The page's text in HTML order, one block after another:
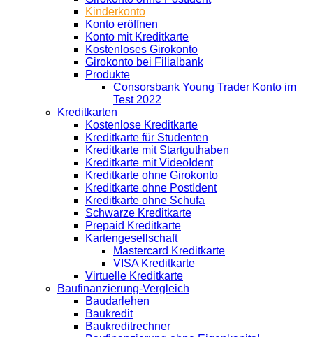
Kinderkonto
Konto eröffnen
Konto mit Kreditkarte
Kostenloses Girokonto
Girokonto bei Filialbank
Produkte
Consorsbank Young Trader Konto im
Test 2022
Kreditkarten
Kostenlose Kreditkarte
Kreditkarte für Studenten
Kreditkarte mit Startguthaben
Kreditkarte mit VideoIdent
Kreditkarte ohne Girokonto
Kreditkarte ohne PostIdent
Kreditkarte ohne Schufa
Schwarze Kreditkarte
Prepaid Kreditkarte
Kartengesellschaft
Mastercard Kreditkarte
VISA Kreditkarte
Virtuelle Kreditkarte
Baufinanzierung-Vergleich
Baudarlehen
Baukredit
Baukreditrechner